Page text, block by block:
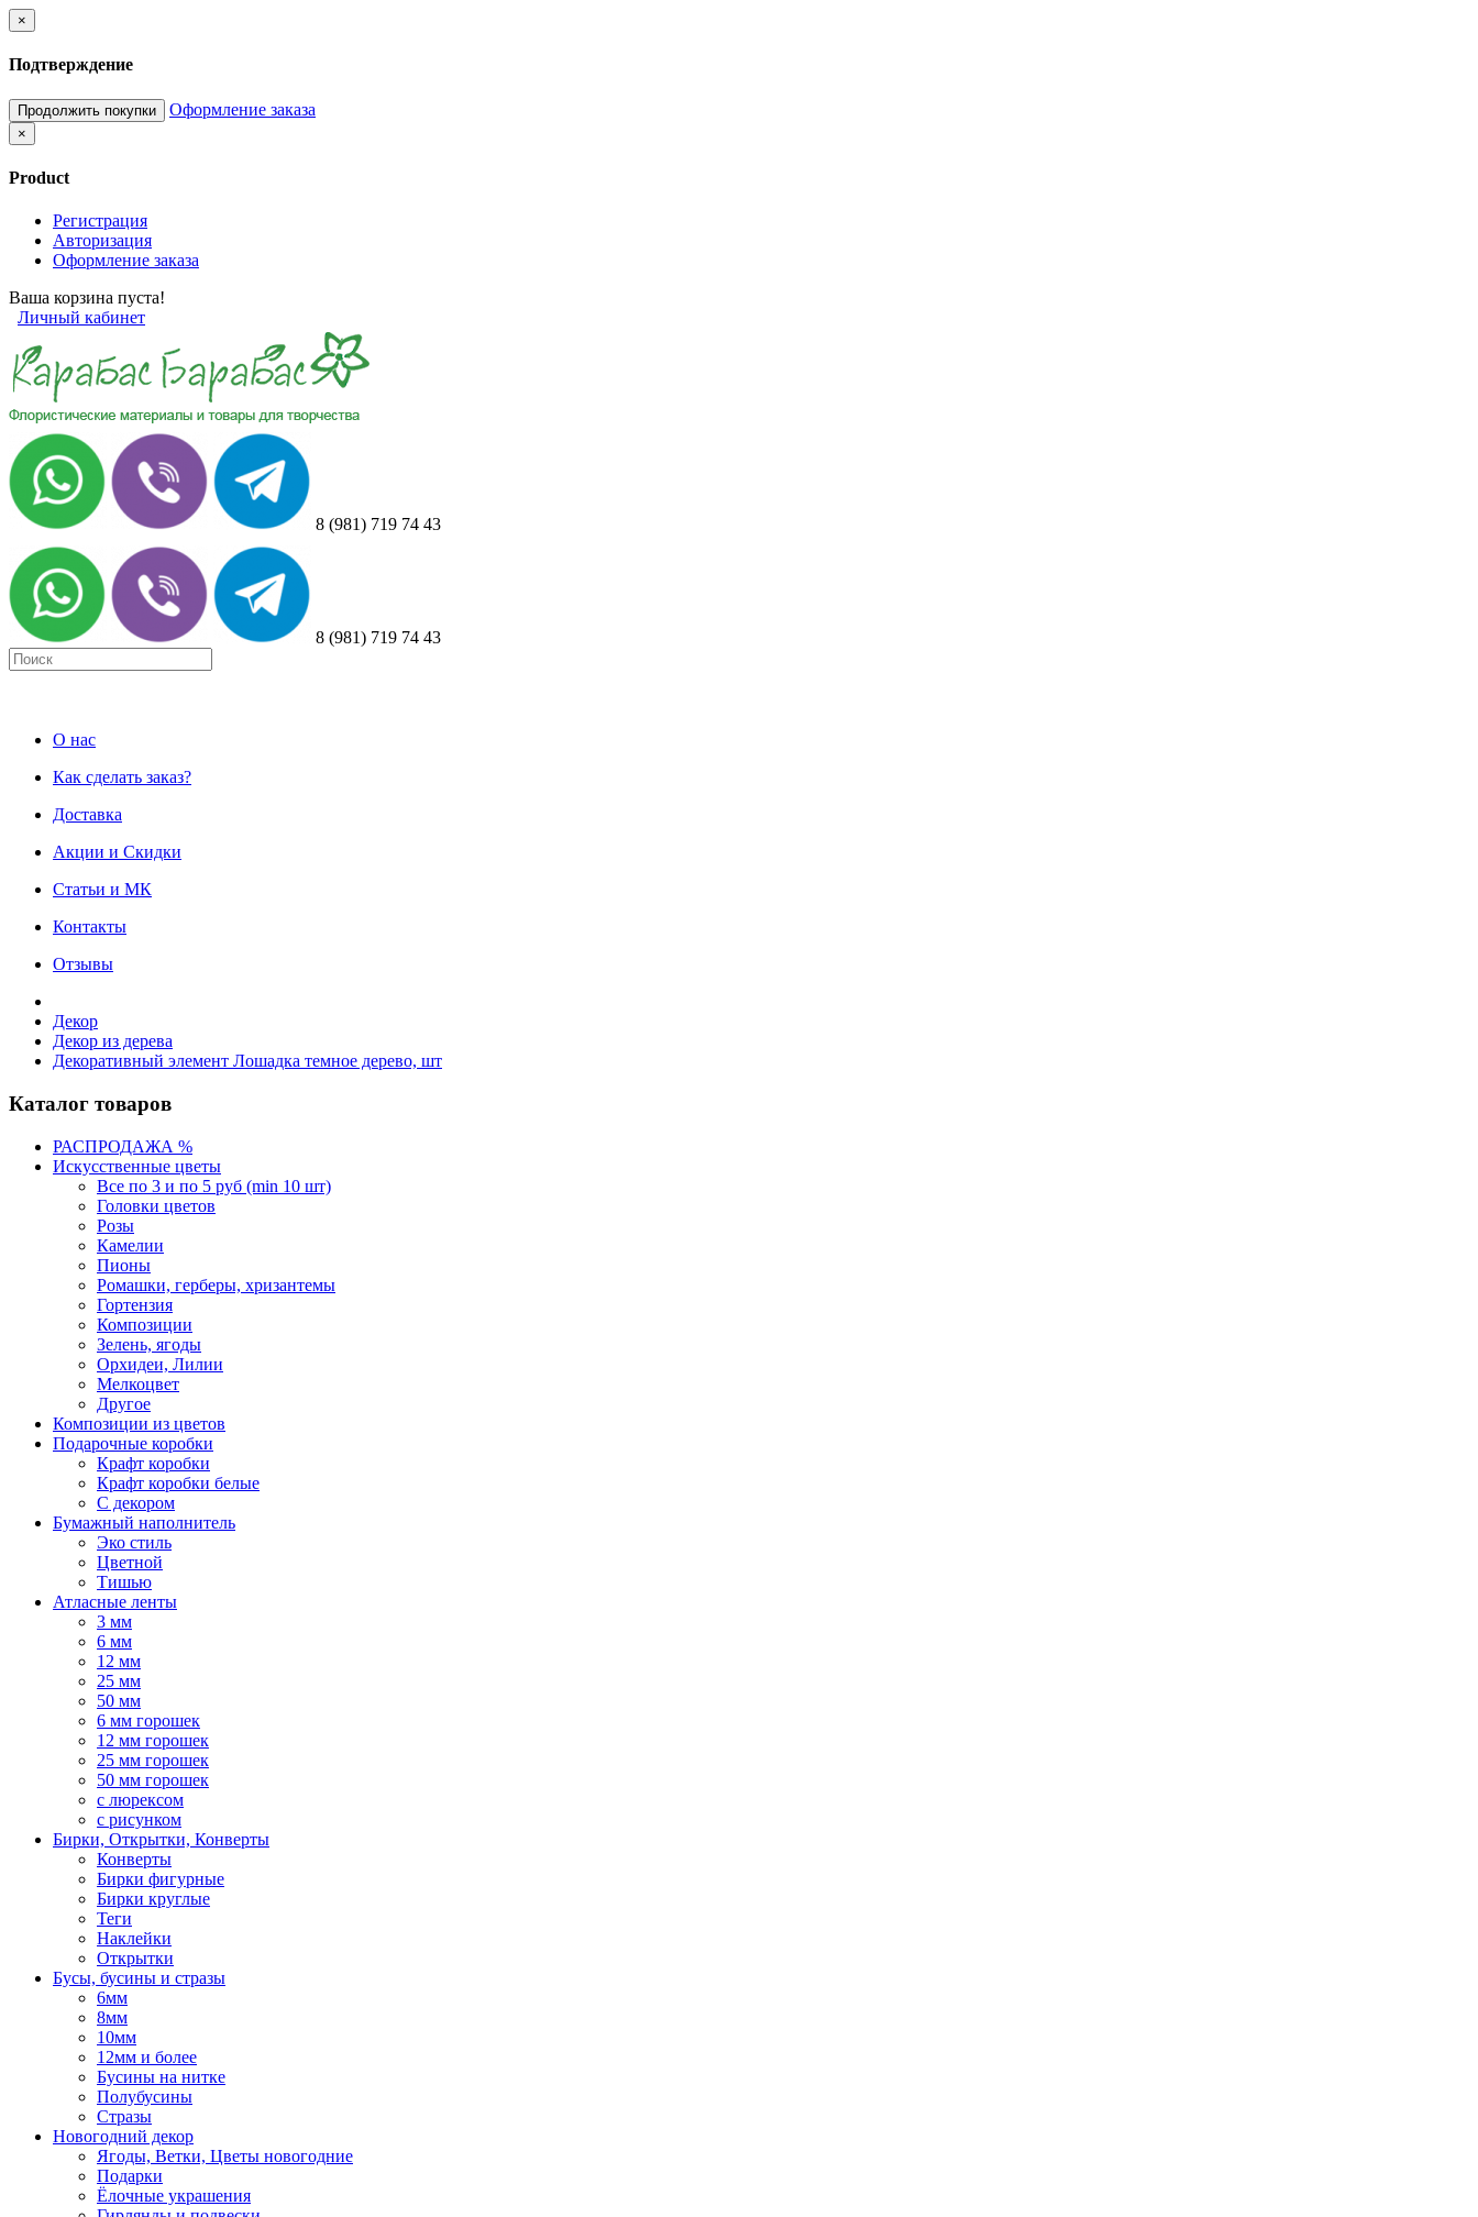
×
Подтверждение
Продолжить покупки Оформление заказа
×
Product
Регистрация
Авторизация
Оформление заказа
Ваша корзина пуста!
Личный кабинет
8 (981) 719 74 43
8 (981) 719 74 43
О нас
Как сделать заказ?
Доставка
Акции и Скидки
Статьи и МК
Контакты
Отзывы
Декор
Декор из дерева
Декоративный элемент Лошадка темное дерево, шт
Каталог товаров
РАСПРОДАЖА %
Искусственные цветы
Все по 3 и по 5 руб (min 10 шт)
Головки цветов
Розы
Камелии
Пионы
Ромашки, герберы, хризантемы
Гортензия
Композиции
Зелень, ягоды
Орхидеи, Лилии
Мелкоцвет
Другое
Композиции из цветов
Подарочные коробки
Крафт коробки
Крафт коробки белые
С декором
Бумажный наполнитель
Эко стиль
Цветной
Тишью
Атласные ленты
3 мм
6 мм
12 мм
25 мм
50 мм
6 мм горошек
12 мм горошек
25 мм горошек
50 мм горошек
с люрексом
с рисунком
Бирки, Oткрытки, Конверты
Конверты
Бирки фигурные
Бирки круглые
Теги
Наклейки
Открытки
Бусы, бусины и стразы
6мм
8мм
10мм
12мм и более
Бусины на нитке
Полубусины
Стразы
Новогодний декор
Ягоды, Ветки, Цветы новогодние
Подарки
Ёлочные украшения